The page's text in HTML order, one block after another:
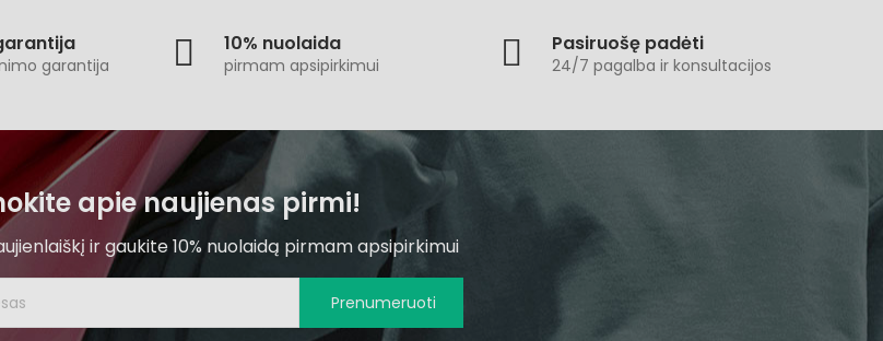
garantija
10% nuolaida
pirmam apsipirkimui
Pasiruošę padėti
24/7 pagalba ir konsultacijos
apie naujienas pirmi!
ir gaukite 10% nuolaidą pirmam apsipirkimui
Prenumeruoti